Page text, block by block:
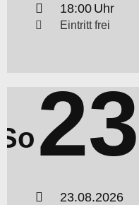
18:00
Eintritt frei
23
23.08.2026